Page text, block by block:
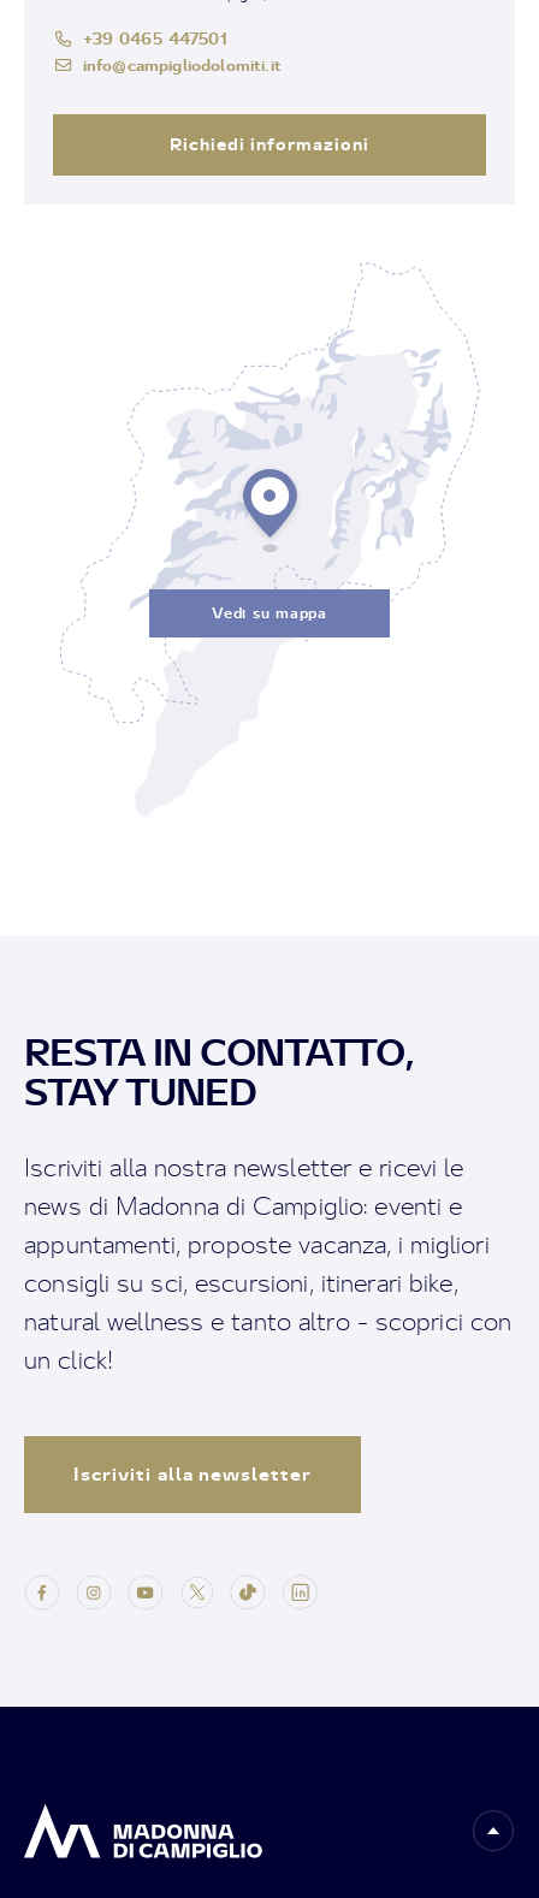
+39 0465 447501
info@campigliodolomiti.it
Richiedi informazioni
Vedi su mappa
RESTA IN CONTATTO,
STAY TUNED
Iscriviti alla nostra newsletter e ricevi le
news di Madonna di Campiglio: eventi e
appuntamenti, proposte vacanza, i migliori
consigli su sci, escursioni, itinerari bike,
natural wellness e tanto altro - scoprici con
un click!
Iscriviti alla newsletter